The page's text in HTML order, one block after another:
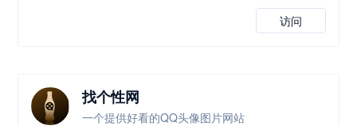
访问
找个性网
一个提供好看的QQ头像图片网站